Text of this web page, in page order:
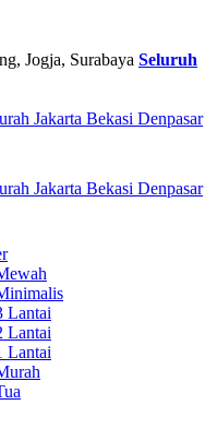
Jogja, Surabaya Seluruh
Lantai
Lantai
Lantai